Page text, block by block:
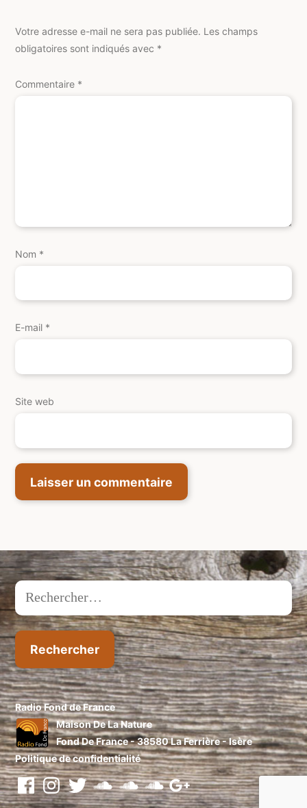
Votre adresse e-mail ne sera pas publiée. Les champs
obligatoires sont indiqués avec *
Commentaire *
Nom *
E-mail *
Site web
Rechercher :
Radio Fond de France
Maison De La Nature
Fond De France - 38580 La Ferrière - Isère
Politique de confidentialité
facebookinstragram
twittersoundcloud
soundcloud
soundcloud
Google+